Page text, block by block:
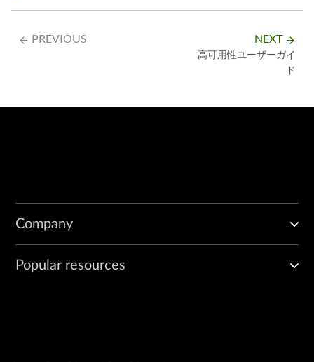
arrow_backward PREVIOUS NEXT arrow_forward
高可用性ユーザーガイ
ド
Company
Popular resources